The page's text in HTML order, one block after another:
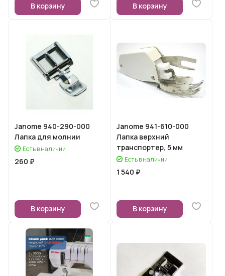
В корзину В корзину
Janome 940-290-000
Лапка для молнии
Есть в наличии
260 ₽
В корзину
Janome 941-610-000
Лапка верхний
транспортер, 5 мм
Есть в наличии
1 540 ₽
В корзину